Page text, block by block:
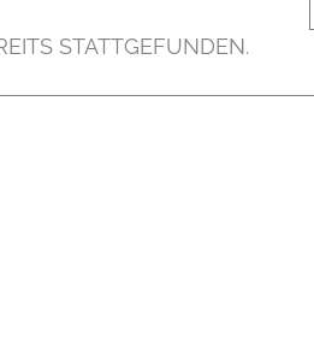
STATTGEFUNDEN.